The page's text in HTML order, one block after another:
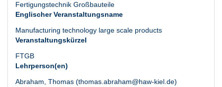
Fertigungstechnik Großbauteile
Englischer Veranstaltungsname
Manufacturing technology large scale products
Veranstaltungskürzel
FTGB
Lehrperson(en)
Abraham, Thomas (thomas.abraham@haw-kiel.de)